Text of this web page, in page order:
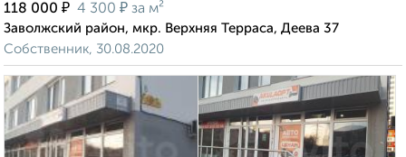
118 000 ₽ 4 300 ₽ за м²
Заволжский район, мкр. Верхняя Терраса, Деева 37
Собственник, 30.08.2020